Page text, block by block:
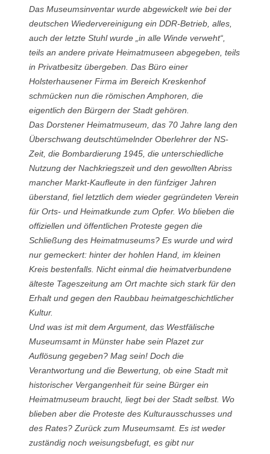
Das Museumsinventar wurde abgewickelt wie bei der
deutschen Wiedervereinigung ein DDR-Betrieb, alles,
auch der letzte Stuhl wurde „in alle Winde verweht“,
teils an andere private Heimatmuseen abgegeben, teils
in Privatbesitz übergeben. Das Büro einer
Holsterhausener Firma im Bereich Kreskenhof
schmücken nun die römischen Amphoren, die
eigentlich den Bürgern der Stadt gehören.
Das Dorstener Heimatmuseum, das 70 Jahre lang den
Überschwang deutschtümelnder Oberlehrer der NS-
Zeit, die Bombardierung 1945, die unterschiedliche
Nutzung der Nachkriegszeit und den gewollten Abriss
mancher Markt-Kaufleute in den fünfziger Jahren
überstand, fiel letztlich dem wieder gegründeten Verein
für Orts- und Heimatkunde zum Opfer. Wo blieben die
offiziellen und öffentlichen Proteste gegen die
Schließung des Heimatmuseums? Es wurde und wird
nur gemeckert: hinter der hohlen Hand, im kleinen
Kreis bestenfalls. Nicht einmal die heimatverbundene
älteste Tageszeitung am Ort machte sich stark für den
Erhalt und gegen den Raubbau heimatgeschichtlicher
Kultur.
Und was ist mit dem Argument, das Westfälische
Museumsamt in Münster habe sein Plazet zur
Auflösung gegeben? Mag sein! Doch die
Verantwortung und die Bewertung, ob eine Stadt mit
historischer Vergangenheit für seine Bürger ein
Heimatmuseum braucht, liegt bei der Stadt selbst. Wo
blieben aber die Proteste des Kulturausschusses und
des Rates? Zurück zum Museumsamt. Es ist weder
zuständig noch weisungsbefugt, es gibt nur